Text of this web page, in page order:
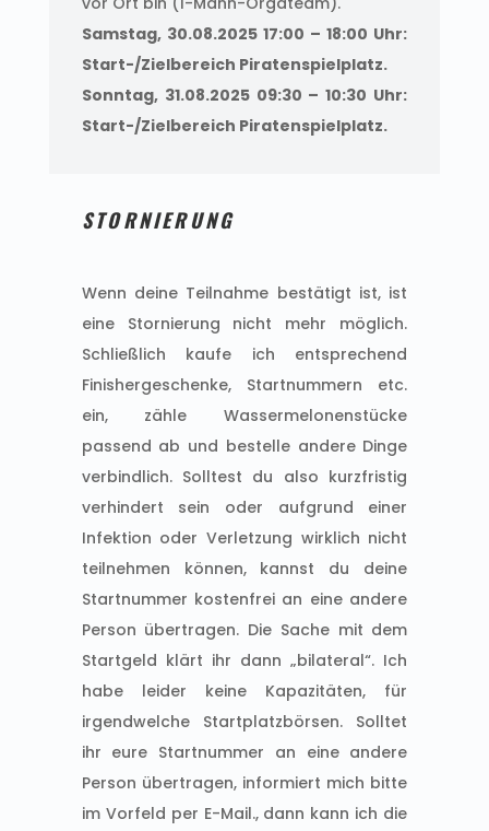
Samstag, 30.08.2025 17:00 – 18:00 Uhr:
Start-/Zielbereich Piratenspielplatz.
Sonntag, 31.08.2025 09:30 – 10:30 Uhr:
Start-/Zielbereich Piratenspielplatz.
STORNIERUNG
Wenn deine Teilnahme bestätigt ist, ist
eine Stornierung nicht mehr möglich.
Schließlich kaufe ich entsprechend
Finishergeschenke, Startnummern etc.
ein, zähle Wassermelonenstücke
passend ab und bestelle andere Dinge
verbindlich. Solltest du also kurzfristig
verhindert sein oder aufgrund einer
Infektion oder Verletzung wirklich nicht
teilnehmen können, kannst du deine
Startnummer kostenfrei an eine andere
Person übertragen. Die Sache mit dem
Startgeld klärt ihr dann „bilateral“. Ich
habe leider keine Kapazitäten, für
irgendwelche Startplatzbörsen. Solltet
ihr eure Startnummer an eine andere
Person übertragen, informiert mich bitte
im Vorfeld per E-Mail., dann kann ich die